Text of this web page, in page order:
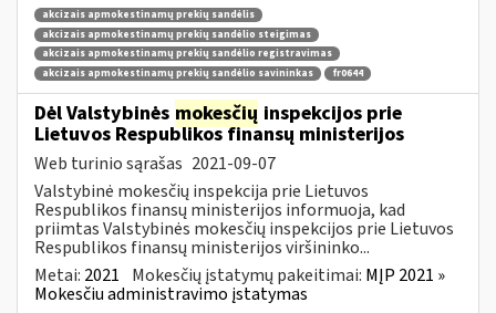
akcizais apmokestinamų prekių sandėlis
akcizais apmokestinamų prekių sandėlio steigimas
akcizais apmokestinamų prekių sandėlio registravimas
akcizais apmokestinamų prekių sandėlio savininkas
fr0644
Dėl Valstybinės mokesčių inspekcijos prie
Lietuvos Respublikos finansų ministerijos
Web turinio sąrašas 2021-09-07
Valstybinė mokesčių inspekcija prie Lietuvos
Respublikos finansų ministerijos informuoja, kad
priimtas Valstybinės mokesčių inspekcijos prie Lietuvos
Respublikos finansų ministerijos viršininko...
Metai: 2021 Mokesčių įstatymų pakeitimai: MĮP 2021 »
Mokesčiu administravimo įstatymas